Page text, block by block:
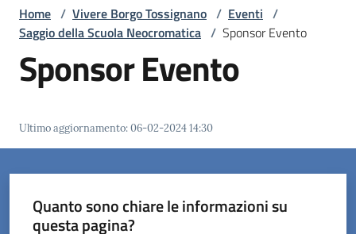
Novità
Servizi
Vivere
Borgo
Tossignano
Home / Vivere Borgo Tossignano / Eventi /
Saggio della Scuola Neocromatica / Sponsor Evento
Sponsor Evento
Ultimo aggiornamento:06-02-2024 14:30
Quanto sono chiare le informazioni su
questa pagina?